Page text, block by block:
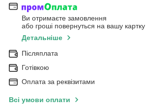
Ви отримаєте замовлення
або гроші повернуться на вашу картку
Детальніше
Післяплата
Готівкою
Оплата за реквізитами
Всі умови оплати